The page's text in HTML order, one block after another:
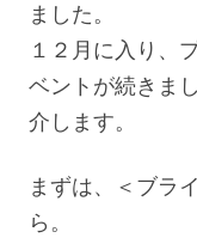
ました。
１２月に入り、
ベントが続きま
介します。
まずは、＜ブラ
ら。